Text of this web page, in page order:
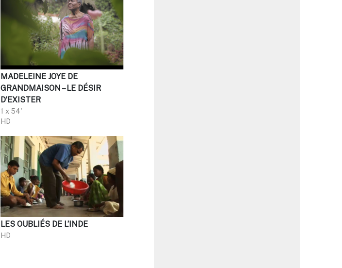
MADELEINE JOYE DE
GRANDMAISON – LE DÉSIR
D’EXISTER
1 x 54'
HD
LES OUBLIÉS DE L’INDE
HD